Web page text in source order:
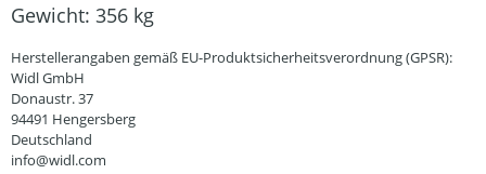
Gewicht: 356 kg
Herstellerangaben gemäß EU-Produktsicherheitsverordnung (GPSR):
Widl GmbH
Donaustr. 37
94491 Hengersberg
Deutschland
info@widl.com